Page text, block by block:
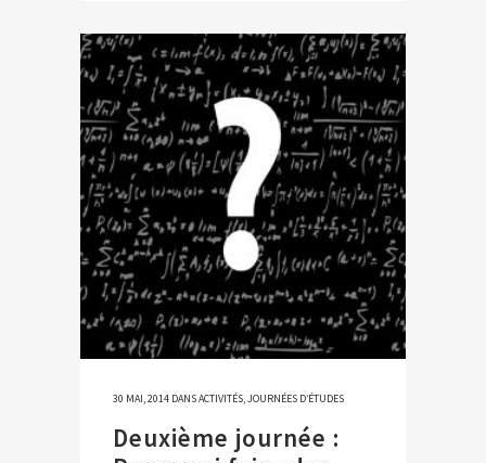
30 MAI, 2014 DANSACTIVITÉS,JOURNÉES D’ÉTUDES
Deuxième journée :